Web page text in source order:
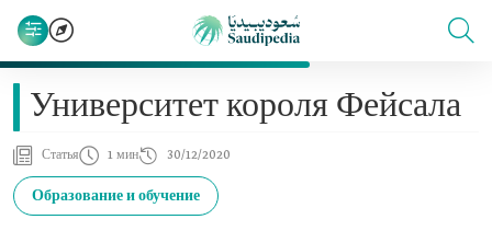
Университет короля Фейсала
Статья 1 мин 30/12/2020
Образование и обучение